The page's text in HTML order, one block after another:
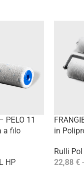
PELO 11
a filo
HP
in
Rulli Pol
22,88 € -